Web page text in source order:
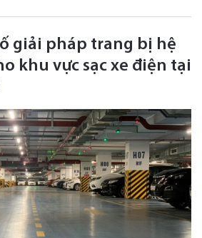
giải pháp trang bị hệ
khu vực sạc xe điện tại